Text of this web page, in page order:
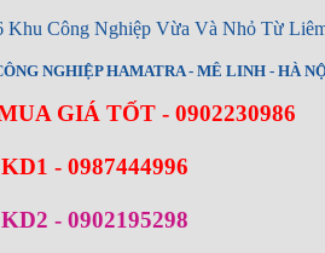
Công Nghiệp Vừa Và Nhỏ Từ
NGHIỆP HAMATRA - MÊ LINH - HÀ
GIÁ TỐT - 0902230986
KD1 - 0987444996
KD2 - 0902195298